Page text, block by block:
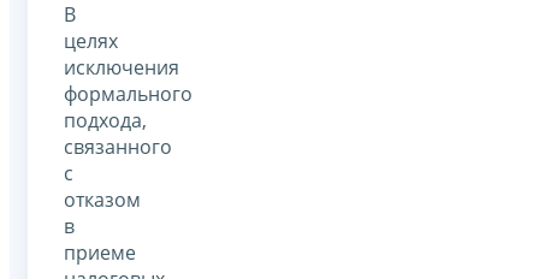
В
целях
исключения
формального
подхода,
связанного
с
отказом
в
приеме